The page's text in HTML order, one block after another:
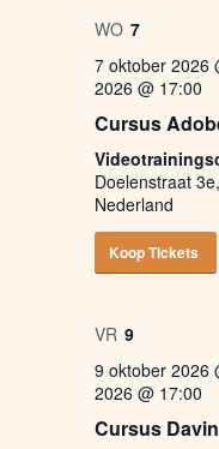
WO 7
7 oktober 2026
2026 @ 17:00
Cursus
Doelenstraat
Nederland
Koop Tickets
VR 9
9 oktober 2026
2026 @ 17:00
Cursus